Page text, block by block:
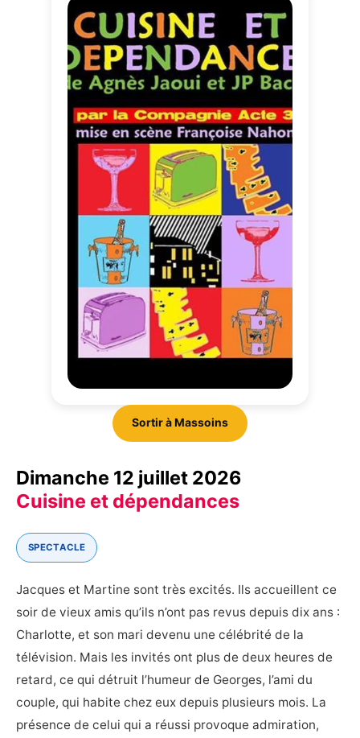
Dimanche 12 juillet 2026
Cuisine et dépendances
SPECTACLE
Jacques et Martine sont très excités. Ils accueillent ce
soir de vieux amis qu’ils n’ont pas revus depuis dix ans :
Charlotte, et son mari devenu une célébrité de la
télévision. Mais les invités ont plus de deux heures de
retard, ce qui détruit l’humeur de Georges, l’ami du
couple, qui habite chez eux depuis plusieurs mois. La
présence de celui qui a réussi provoque admiration,
Sortir à Massoins